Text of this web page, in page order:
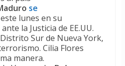
se
este lunes en su
ante la Justicia de EE.UU.
Sur de Nueva York,
Cilia Flores
manera.